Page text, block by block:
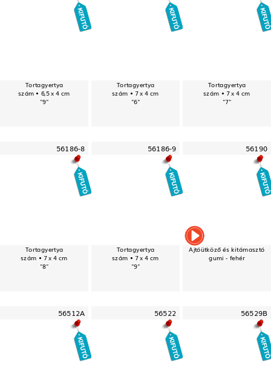
Tortagyertya
szám • 6,5 x 4 cm
"9"
Tortagyertya
szám • 7 x 4 cm
"6"
Tortagyertya
szám • 7 x 4 cm
"7"
56186-8
Tortagyertya
szám • 7 x 4 cm
"8"
56186-9
Tortagyertya
szám • 7 x 4 cm
"9"
56190
Ajtóütköző és kitámasztó
gumi - fehér
56512A 56522 56529B